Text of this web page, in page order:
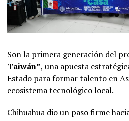
Son la primera generación del
Taiwán”, una apuesta
Estado para formar talento en
ecosistema tecnológico local.
Chihuahua dio un paso firme